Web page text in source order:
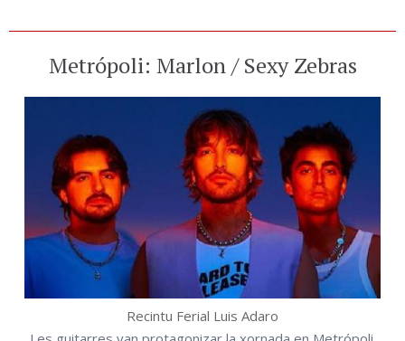
Metrópoli: Marlon / Sexy Zebras
Recintu Ferial Luis Adaro